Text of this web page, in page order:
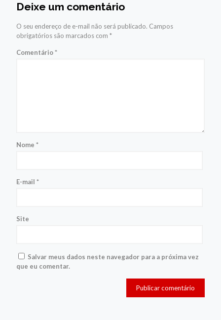
Deixe um comentário
O seu endereço de e-mail não será publicado. Campos
obrigatórios são marcados com *
Comentário*
Nome *
E-mail *
Site
Salvar meus dados neste navegador para a próxima vez
que eu comentar.